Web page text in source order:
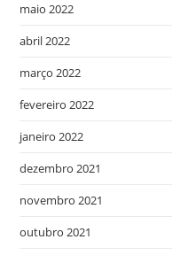
maio 2022
abril 2022
março 2022
fevereiro 2022
janeiro 2022
dezembro 2021
novembro 2021
outubro 2021